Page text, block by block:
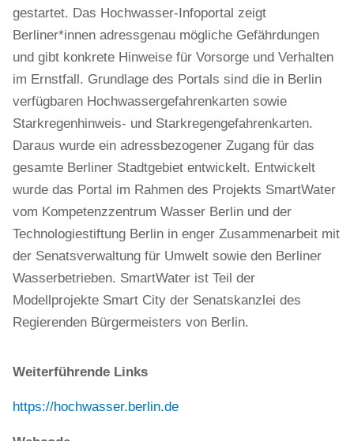
gestartet. Das Hochwasser-Infoportal zeigt
Berliner*innen adressgenau mögliche Gefährdungen
und gibt konkrete Hinweise für Vorsorge und Verhalten
im Ernstfall. Grundlage des Portals sind die in Berlin
verfügbaren Hochwassergefahrenkarten sowie
Starkregenhinweis- und Starkregengefahrenkarten.
Daraus wurde ein adressbezogener Zugang für das
gesamte Berliner Stadtgebiet entwickelt. Entwickelt
wurde das Portal im Rahmen des Projekts SmartWater
vom Kompetenzzentrum Wasser Berlin und der
Technologiestiftung Berlin in enger Zusammenarbeit mit
der Senatsverwaltung für Umwelt sowie den Berliner
Wasserbetrieben. SmartWater ist Teil der
Modellprojekte Smart City der Senatskanzlei des
Regierenden Bürgermeisters von Berlin.
Weiterführende Links
https://hochwasser.berlin.de